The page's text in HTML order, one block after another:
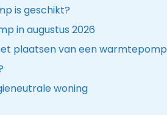
is geschikt?
in augustus 2026
plaatsen van een warmtepomp
woning